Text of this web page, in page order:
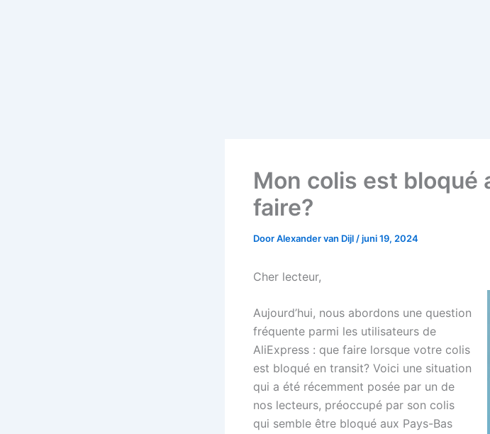
Mon colis est bloqué
faire?
DoorAlexander van Dijl /juni 19, 2024
Cher lecteur,
Aujourd’hui, nous abordons une question
fréquente parmi les utilisateurs de
AliExpress : que faire lorsque votre colis
est bloqué en transit? Voici une situation
qui a été récemment posée par un de
nos lecteurs, préoccupé par son colis
qui semble être bloqué aux Pays-Bas